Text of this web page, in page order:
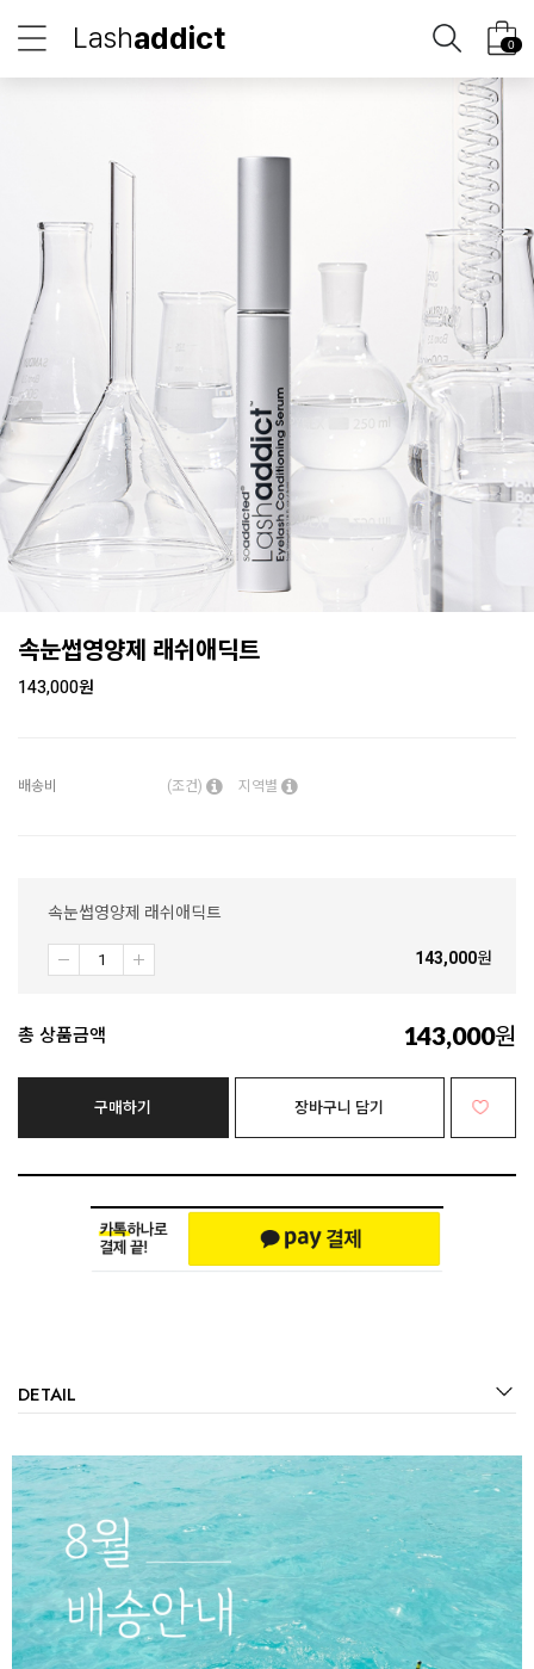
Lashaddict 0
속눈썹영양제 래쉬애딕트
143,000원
배송비 (조건) 지역별
속눈썹영양제 래쉬애딕트
143,000원
총 상품금액 143,000원
구매하기 장바구니 담기
DETAIL